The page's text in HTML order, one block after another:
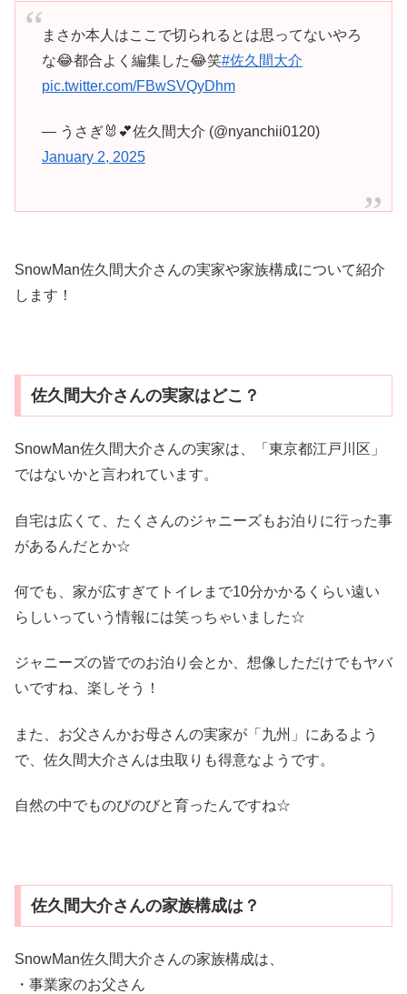
まさか本人はここで切られるとは思ってないやろ
な😂都合よく編集した😂笑#佐久間大介
pic.twitter.com/FBwSVQyDhm
— うさぎ🐰💕佐久間大介 (@nyanchii0120)
January 2, 2025
SnowMan佐久間大介さんの実家や家族構成について紹介
します！
佐久間大介さんの実家はどこ？
SnowMan佐久間大介さんの実家は、「東京都江戸川区」
ではないかと言われています。
自宅は広くて、たくさんのジャニーズもお泊りに行った事
があるんだとか☆
何でも、家が広すぎてトイレまで10分かかるくらい遠い
らしいっていう情報には笑っちゃいました☆
ジャニーズの皆でのお泊り会とか、想像しただけでもヤバ
いですね、楽しそう！
また、お父さんかお母さんの実家が「九州」にあるよう
で、佐久間大介さんは虫取りも得意なようです。
自然の中でものびのびと育ったんですね☆
佐久間大介さんの家族構成は？
SnowMan佐久間大介さんの家族構成は、
・事業家のお父さん